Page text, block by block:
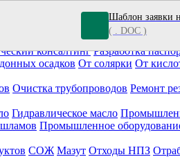
Шаблон заявки
( . DOC )
отходы Гальванические
консалтинг Разработка
осадков От солярки От
Очистка трубопроводов Ремонт
Гидравлическое масло
Промышленное
СОЖ Мазут Отходы НПЗ